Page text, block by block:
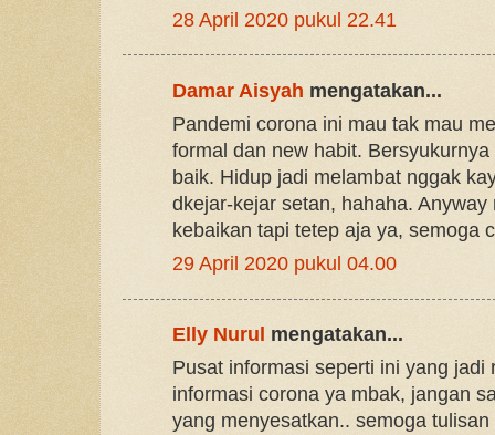
28 April 2020 pukul 22.41
Damar Aisyah mengatakan...
Pandemi corona ini mau tak mau
formal dan new habit.
baik. Hidup jadi melambat nggak
dkejar-kejar setan, hahaha.
kebaikan tapi tetep aja ya, semoga
29 April 2020 pukul 04.00
Elly Nurul mengatakan...
Pusat informasi seperti ini yang jadi
informasi corona ya mbak, jangan
yang menyesatkan.. semoga